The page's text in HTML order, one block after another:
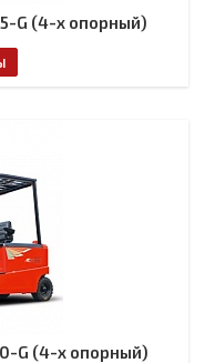
G (4-х опорный)
G (4-х опорный)